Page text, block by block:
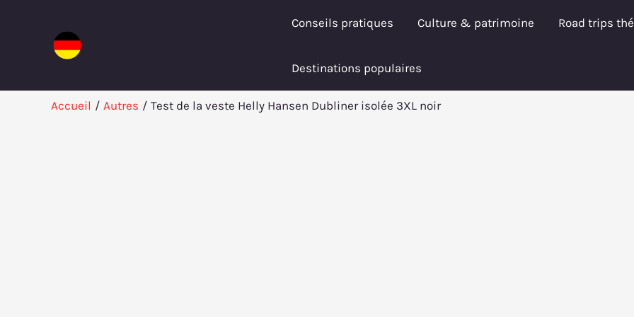
Conseils pratiques Culture & patrimoine Road trips
Destinations populaires
Accueil Autres Test de la veste Helly Hansen Dubliner isolée 3XL noir